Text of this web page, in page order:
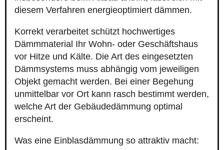
diesem Verfahren energieoptimiert dämmen.
Korrekt verarbeitet schützt hochwertiges
Dämmmaterial Ihr Wohn- oder Geschäftshaus
vor Hitze und Kälte. Die Art des eingesetzten
Dämmsystems muss abhängig vom jeweiligen
Objekt gemacht werden. Bei einer Begehung
unmittelbar vor Ort kann rasch bestimmt werden,
welche Art der Gebäudedämmung optimal
erscheint.
Was eine Einblasdämmung so attraktiv macht: